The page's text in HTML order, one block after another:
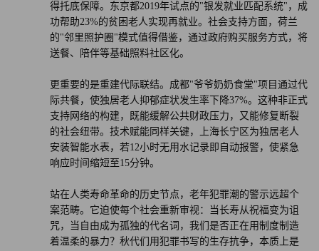
得托底保障。东京都2019年试点的"银发就业匹配系统"，成
功帮助23%的贫困老人实现再就业。社会支持方面，荷兰
的"邻里照护圈"模式值得借鉴，通过政府购买服务方式，将
送餐、陪伴等基础照料社区化。
更重要的是重建代际联结。成都"爷爷奶奶食堂"项目通过代
际共餐，使独居老人抑郁症状发生率下降37%。这种非正式
支持网络的构建，既能缓解公共财政压力，又能修复断裂
的社会纽带。技术赋能同样关键，上海长宁区为独居老人
安装智能水表，若12小时无用水记录即自动报警，使紧急
响应时间缩短至15分钟。
站在人类寿命革命的历史节点，老年犯罪潮的警示远超个
案范畴。它迫使每个社会重新审视：当长寿从祝福变为诅
咒，当自由成为孤独的代名词，我们是否正在用制度制造
着温柔的暴力？秋代们用犯罪书写的生存抗争，本质上是